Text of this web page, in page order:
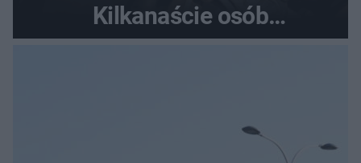
Kilkanaście osób
poszkodowanych, lądował